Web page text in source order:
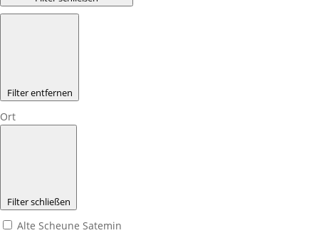
Filter entfernen
Ort
Filter schließen
Alte Scheune Satemin